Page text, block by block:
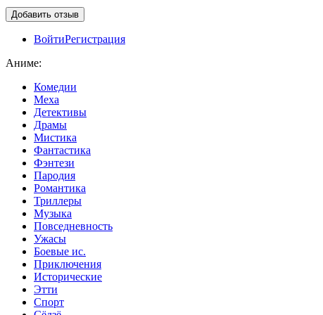
ВойтиРегистрация
Аниме:
Комедии
Меха
Детективы
Драмы
Мистика
Фантастика
Фэнтези
Пародия
Романтика
Триллеры
Музыка
Повседневность
Ужасы
Боевые ис.
Приключения
Исторические
Этти
Спорт